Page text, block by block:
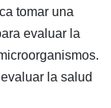
tomar una
evaluar la
la salud